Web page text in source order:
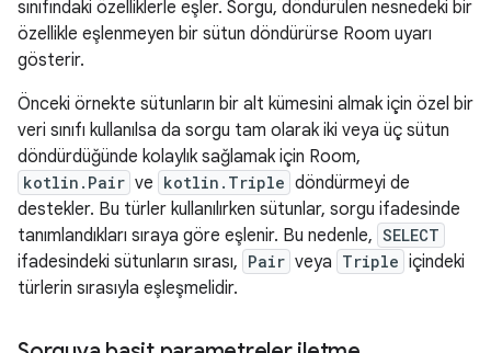
sınıfındaki özelliklerle eşler. Sorgu, döndürülen nesnedeki bir
özellikle eşlenmeyen bir sütun döndürürse Room uyarı
gösterir.
Önceki örnekte sütunların bir alt kümesini almak için özel bir
veri sınıfı kullanılsa da sorgu tam olarak iki veya üç sütun
döndürdüğünde kolaylık sağlamak için Room,
kotlin.Pair ve kotlin.Triple döndürmeyi de
destekler. Bu türler kullanılırken sütunlar, sorgu ifadesinde
tanımlandıkları sıraya göre eşlenir. Bu nedenle, SELECT
ifadesindeki sütunların sırası, Pair veya Triple içindeki
türlerin sırasıyla eşleşmelidir.